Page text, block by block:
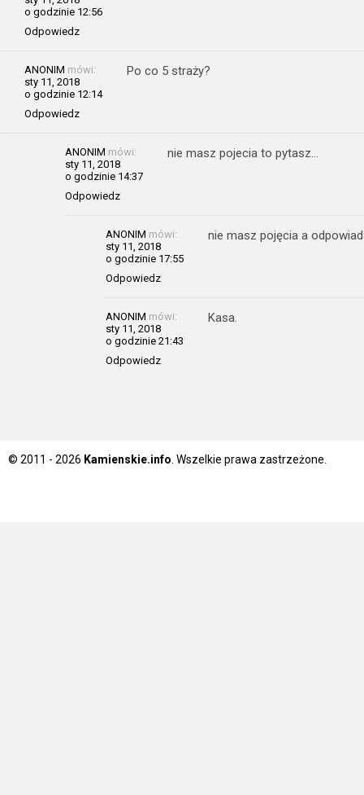
o godzinie 12:56
Odpowiedz
ANONIM mówi:
sty 11, 2018
o godzinie 12:14
Odpowiedz
Po co 5 straży?
ANONIM mówi:
sty 11, 2018
o godzinie 14:37
Odpowiedz
nie masz pojecia to pytasz…
ANONIM mówi:
sty 11, 2018
o godzinie 17:55
Odpowiedz
nie masz pojęcia a
ANONIM mówi:
sty 11, 2018
o godzinie 21:43
Odpowiedz
Kasa.
© 2011 - 2026 Kamienskie.info . Wszelkie prawa zastrzeżone.